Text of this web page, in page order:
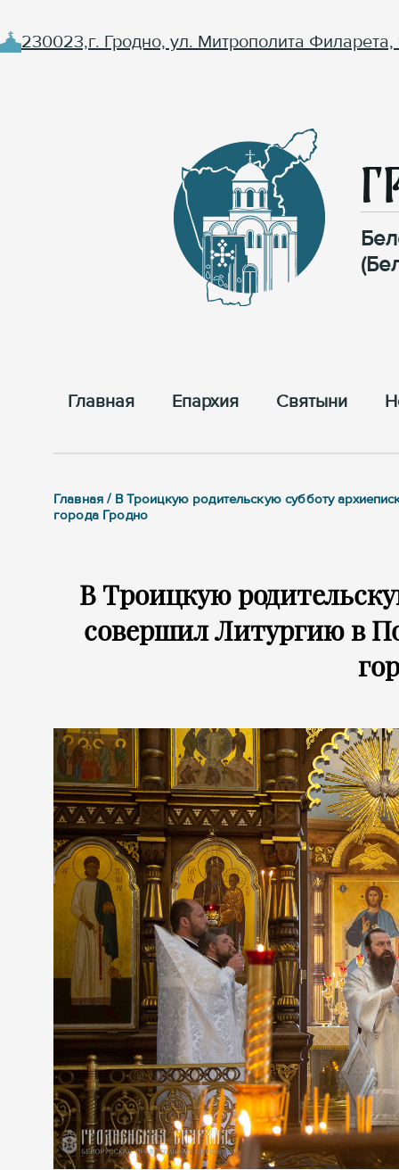
230023,г. Гродно, ул. Митрополита Филарета,
Главная Епархия Cвятыни
Главная / В Троицкую родительскую субботу
города Гродно
В Троицкую
совершил Литургию в